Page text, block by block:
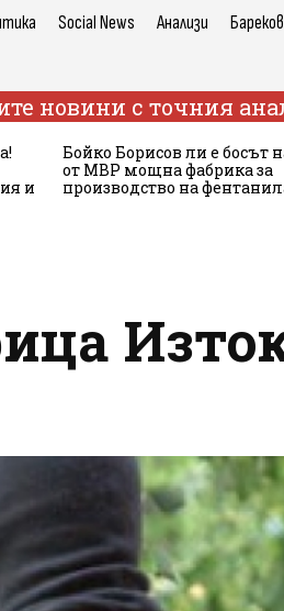
Social News Анализи
новини с точния
и
Бойко Борисов ли е босът
от МВР мощна фабрика за
производство на
Изток